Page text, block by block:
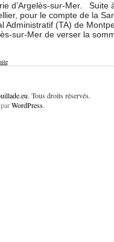
d’Argelès-sur-Mer. Suite
pour le compte de la
Administratif (TA) de
sur-Mer de verser la
. Tous droits réservés.
WordPress.